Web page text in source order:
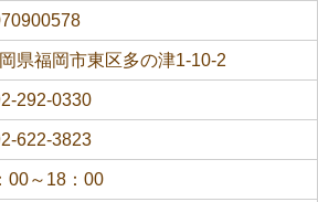
県福岡市東区多の津1-10-2
292-0330
622-3823
00～18：00